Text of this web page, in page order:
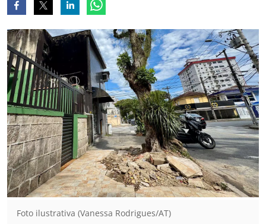
Foto ilustrativa (Vanessa Rodrigues/AT)